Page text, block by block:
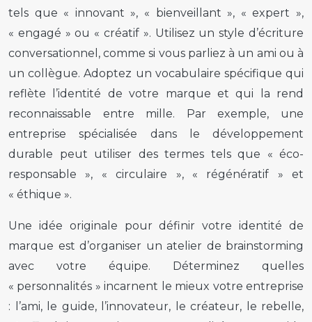
tels que « innovant », « bienveillant », « expert »,
« engagé » ou « créatif ». Utilisez un style d’écriture
conversationnel, comme si vous parliez à un ami ou à
un collègue. Adoptez un vocabulaire spécifique qui
reflète l’identité de votre marque et qui la rend
reconnaissable entre mille. Par exemple, une
entreprise spécialisée dans le développement
durable peut utiliser des termes tels que « éco-
responsable », « circulaire », « régénératif » et
« éthique ».
Une idée originale pour définir votre identité de
marque est d’organiser un atelier de brainstorming
avec votre équipe. Déterminez quelles
« personnalités » incarnent le mieux votre entreprise
: l’ami, le guide, l’innovateur, le créateur, le rebelle,